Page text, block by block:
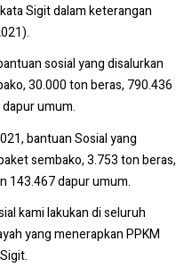
Sigit dalam keterangan
sosial yang disalurkan
30.000 ton beras, 790.436
umum.
bantuan Sosial yang
sembako, 3.753 ton beras,
143.467 dapur umum.
kami lakukan di seluruh
yang menerapkan PPKM